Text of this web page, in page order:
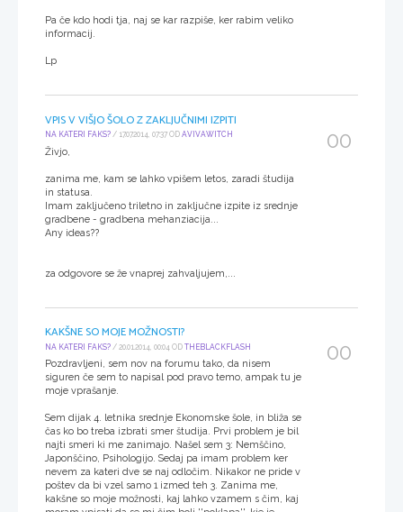
Pa če kdo hodi tja, naj se kar razpiše, ker rabim veliko
informacij.
Lp
VPIS V VIŠJO ŠOLO Z ZAKLJUČNIMI IZPITI
NA KATERI FAKS? / 17.07.2014, 07:37 OD AVIVAWITCH
Živjo,
zanima me, kam se lahko vpišem letos, zaradi študija
in statusa.
Imam zaključeno triletno in zaključne izpite iz srednje
gradbene - gradbena mehanziacija...
Any ideas??
za odgovore se že vnaprej zahvaljujem,...
00
KAKŠNE SO MOJE MOŽNOSTI?
NA KATERI FAKS? / 20.01.2014, 00:04 OD THEBLACKFLASH
Pozdravljeni, sem nov na forumu tako, da nisem
siguren če sem to napisal pod pravo temo, ampak tu je
moje vprašanje.
Sem dijak 4. letnika srednje Ekonomske šole, in bliža se
čas ko bo treba izbrati smer študija. Prvi problem je bil
najti smeri ki me zanimajo. Našel sem 3: Nemščino,
Japonščino, Psihologijo. Sedaj pa imam problem ker
nevem za kateri dve se naj odločim. Nikakor ne pride v
poštev da bi vzel samo 1 izmed teh 3. Zanima me,
kakšne so moje možnosti, kaj lahko vzamem s čim, kaj
00